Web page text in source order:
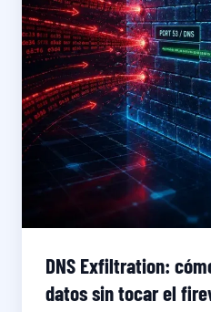
DNS Exfiltration:
datos sin tocar el